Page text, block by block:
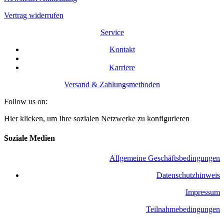
Vertrag widerrufen
Service
Kontakt
Karriere
Versand & Zahlungsmethoden
Follow us on:
Hier klicken, um Ihre sozialen Netzwerke zu konfigurieren
Soziale Medien
Allgemeine Geschäftsbedingungen
​Datenschutzhinweis
Impressum
Teilnahmebedingungen